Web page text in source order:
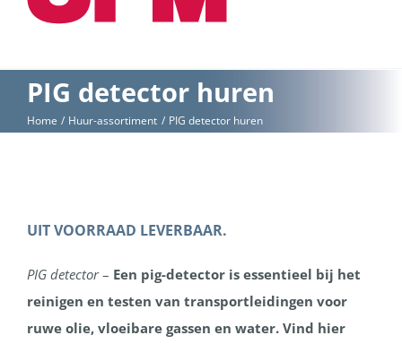
PIG detector huren
Home Huur-assortiment PIG detector huren
UIT VOORRAAD LEVERBAAR.
PIG detector– Een pig-detector is essentieel bij het
reinigen en testen van transportleidingen voor
ruwe olie, vloeibare gassen en water. Vind hier